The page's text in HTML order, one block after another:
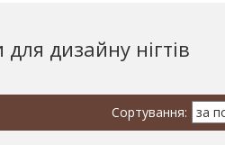
дизайну нігтів